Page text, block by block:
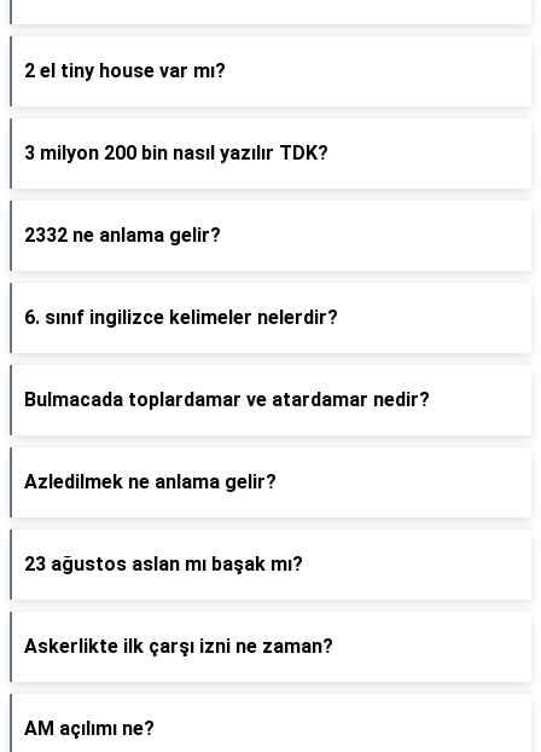
2 el tiny house var mı?
3 milyon 200 bin nasıl yazılır TDK?
2332 ne anlama gelir?
6. sınıf ingilizce kelimeler nelerdir?
Bulmacada toplardamar ve atardamar nedir?
Azledilmek ne anlama gelir?
23 ağustos aslan mı başak mı?
Askerlikte ilk çarşı izni ne zaman?
AM açılımı ne?